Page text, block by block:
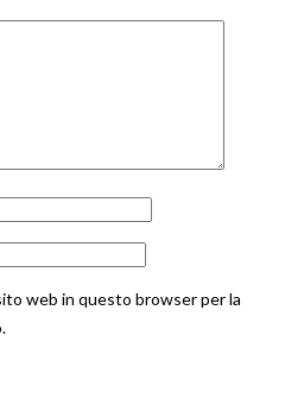
web in questo browser per la